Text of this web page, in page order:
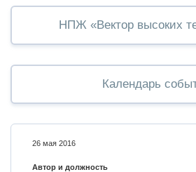
НПЖ «Вектор высоких
Календарь
26 мая 2016
Автор и должность